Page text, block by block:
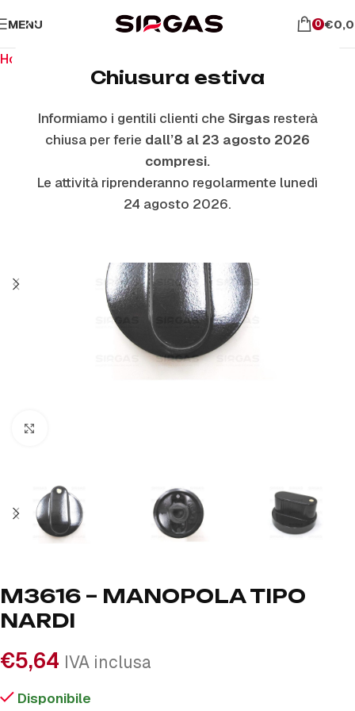
Chiusura estiva
Informiamo i gentili clienti che Sirgas resterà
chiusa per ferie dall’8 al 23 agosto 2026
compresi.
Le attività riprenderanno regolarmente lunedì
24 agosto 2026.
MENU 0 €
Home
M3616 – MANOPOLA TIPO
NARDI
€5,64 IVA inclusa
Disponibile